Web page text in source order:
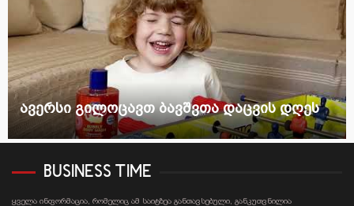
ავერსი გილოცავთ ბავშვთა დაცვის დღეს
BUSINESS TIME
ყველა ინფორმაცია, რომელიც ამ საიტზეა განთავსებული, განკუთვნილია